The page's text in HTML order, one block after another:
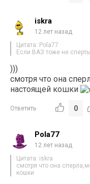
iskra
12 лет назад
Цитата: Pola77
Если ВАЗ тоже не
)))
смотря что она
настоящей кошки
Ответить 0
Pola77
12 лет назад
Цитата: iskra
смотря что она
кошки